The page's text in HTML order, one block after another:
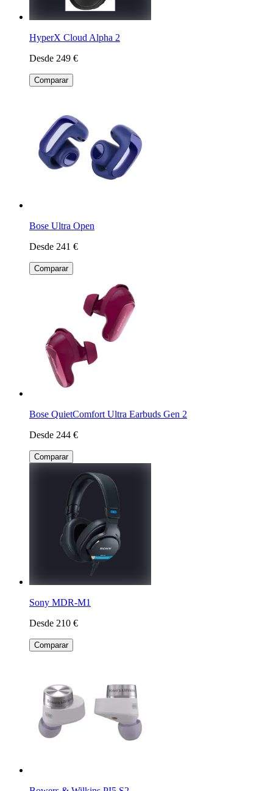
HyperX Cloud Alpha 2
Desde 249 €
Comparar
Bose Ultra Open
Desde 241 €
Comparar
Bose QuietComfort Ultra Earbuds Gen 2
Desde 244 €
Comparar
Sony MDR-M1
Desde 210 €
Comparar